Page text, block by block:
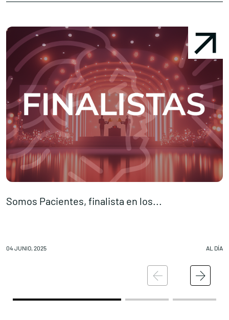
Somos Pacientes, finalista en los...
04 JUNIO, 2025 AL DÍA